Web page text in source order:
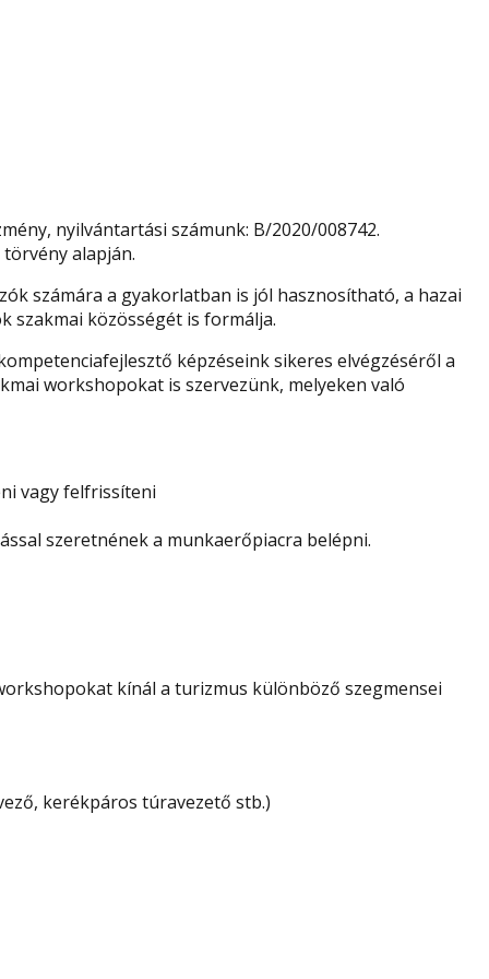
nyilvántartási számunk: B/2020/008742.
alapján.
számára a gyakorlatban is jól hasznosítható, a hazai
szakmai közösségét is formálja.
képzéseink sikeres elvégzéséről a
workshopokat is szervezünk, melyeken való
vagy felfrissíteni
szeretnének a munkaerőpiacra belépni.
kínál a turizmus különböző szegmensei
kerékpáros túravezető stb.)